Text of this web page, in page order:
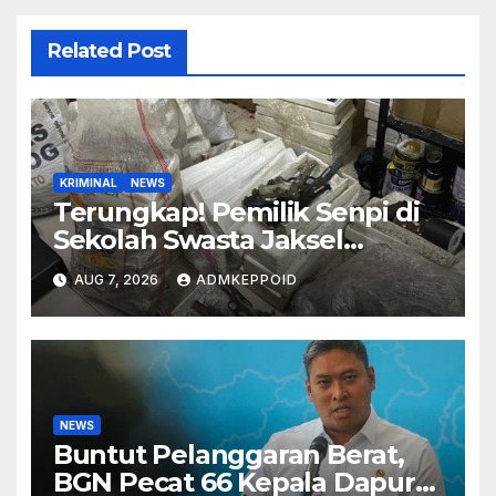
Related Post
KRIMINAL NEWS
Terungkap! Pemilik Senpi di
Sekolah Swasta Jaksel
Ternyata Direktur
Perusahaan Airsoft Gun
Impor
AUG 7, 2026 ADMKEPPOID
NEWS
Buntut Pelanggaran Berat,
BGN Pecat 66 Kepala Dapur